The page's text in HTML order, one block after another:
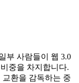
부 사람들이 웹 3.0
중을 차지합니다.
환을 감독하는 중